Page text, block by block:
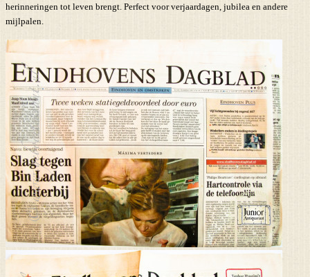
herinneringen tot leven brengt. Perfect voor verjaardagen, jubilea en andere
mijlpalen.